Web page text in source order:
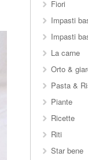
Fiori
Impasti
Impasti
La carne
Orto &
Pasta &
Piante
Ricette
Riti
Star bene